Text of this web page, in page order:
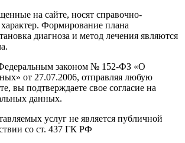
на сайте, носят справочно-
Формирование плана
диагноза и метод лечения являются
законом № 152-ФЗ «О
от 27.07.2006, отправляя любую
вы подтверждаете свое согласие на
данных.
услуг не является публичной
со ст. 437 ГК РФ